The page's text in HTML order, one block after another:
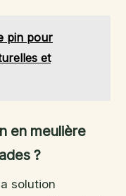
pin pour
et
en meulière
?
solution